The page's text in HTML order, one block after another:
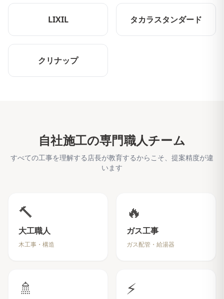
LIXIL タカラスタンダード
クリナップ
自社施工の専門職人チーム
すべての工事を理解する店長が教育するからこそ、提案精度が違
います
🔨
大工職人
木工事・構造
🔥
ガス工事
ガス配管・給湯器
🚿 ⚡